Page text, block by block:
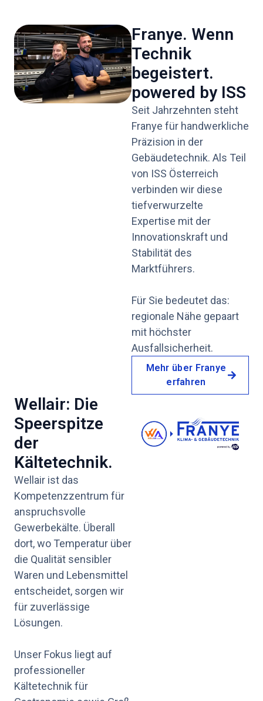
Franye. Wenn
Technik
begeistert.
powered by ISS
Seit Jahrzehnten steht
Franye für handwerkliche
Präzision in der
Gebäudetechnik. Als Teil
von ISS Österreich
verbinden wir diese
tiefverwurzelte
Expertise mit der
Innovationskraft und
Stabilität des
Marktführers.
Für Sie bedeutet das:
regionale Nähe gepaart
mit höchster
Ausfallsicherheit.
Mehr über Franye
erfahren
Wellair: Die
Speerspitze
der
Kältetechnik.
Wellair ist das
Kompetenzzentrum für
anspruchsvolle
Gewerbekälte. Überall
dort, wo Temperatur über
die Qualität sensibler
Waren und Lebensmittel
entscheidet, sorgen wir
für zuverlässige
Lösungen.
Unser Fokus liegt auf
professioneller
Kältetechnik für